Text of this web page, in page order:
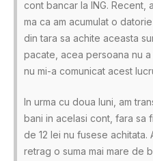
cont bancar la ING. Recent,
ma ca am acumulat o
din tara sa achite aceasta
pacate, acea persoana nu
nu mi-a comunicat acest
In urma cu doua luni, am
bani in acelasi cont, fara sa
de 12 lei nu fusese achitata.
retrag o suma mai mare de